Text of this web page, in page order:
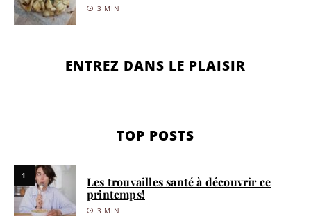
3 MIN
ENTREZ DANS LE PLAISIR
TOP POSTS
1
Les trouvailles santé à découvrir ce
printemps!
3 MIN